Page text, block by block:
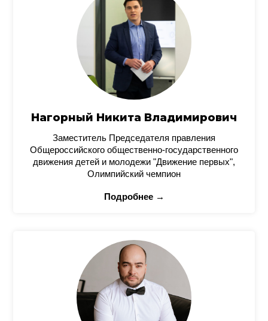
Нагорный Никита Владимирович
Заместитель Председателя правления
Общероссийского общественно-государственного
движения детей и молодежи "Движение первых",
Олимпийский чемпион
Подробнее →